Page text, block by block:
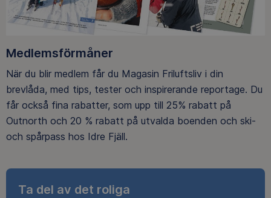
Medlemsförmåner
När du blir medlem får du Magasin Friluftsliv i din
brevlåda, med tips, tester och inspirerande reportage. Du
får också fina rabatter, som upp till 25% rabatt på
Outnorth och 20 % rabatt på utvalda boenden och ski-
och spårpass hos Idre Fjäll.
Ta del av det roliga